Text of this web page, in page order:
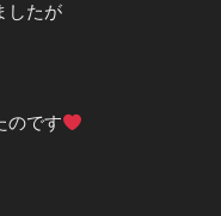
したが
のです